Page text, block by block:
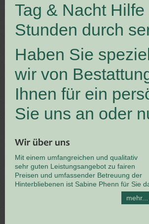
Tag & Nacht
Stunden durch
Haben Sie
wir von
Ihnen für ein
Sie uns an oder
Mit einem umfangreichen und qualitativ
sehr guten Leistungsangebot zu fairen
Preisen und umfassender Betreuung der
Hinterbliebenen ist Sabine Phenn für Sie
mehr...